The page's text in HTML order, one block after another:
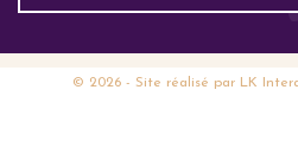
© 2026- Site réalisé par LK